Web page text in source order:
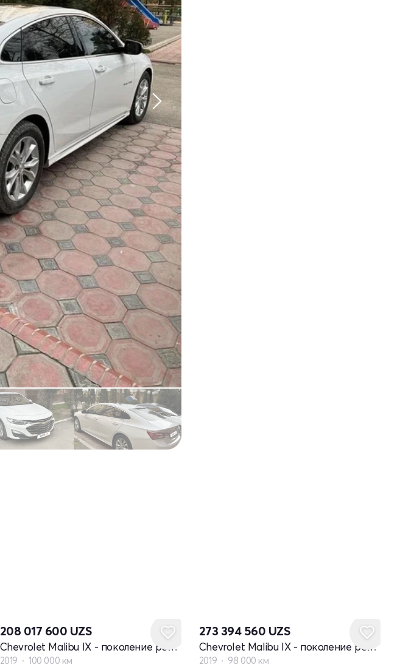
208 017 600 UZS
Chevrolet Malibu IX - поколение рестайлинг
2019 100 000 км
273 394 560 UZS
Chevrolet Malibu IX - поколение рестайлинг
2019 98 000 км